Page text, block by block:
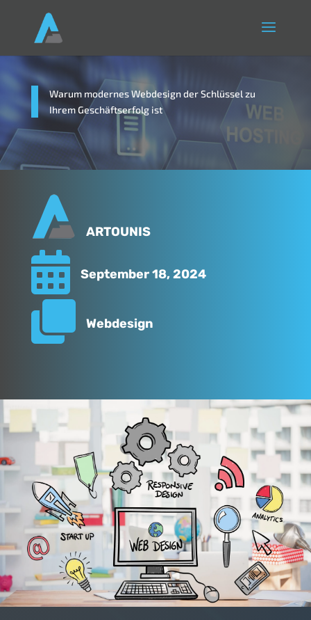
Warum modernes Webdesign der Schlüssel zu
Ihrem Geschäftserfolg ist
ARTOUNIS
 September 18, 2024
 Webdesign